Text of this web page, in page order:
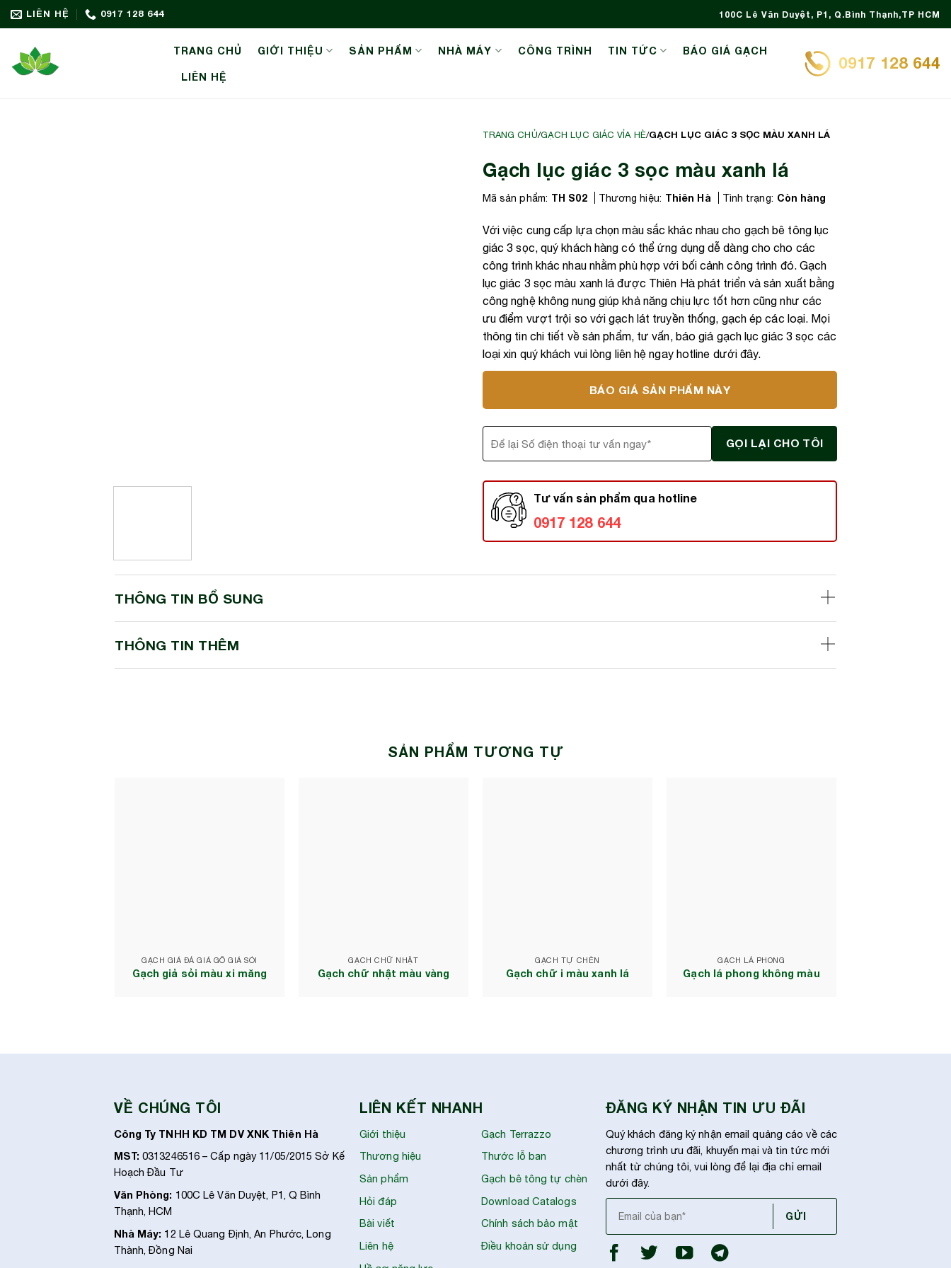
Bỏ
qua
dung
LIÊN HỆ 0917 128 644 100C Lê Văn Duyệt, P1, Q.Bình Thạnh,TP HCM
TRANG CHỦ GIỚI THIỆU SẢN PHẨM NHÀ MÁY CÔNG TRÌNH TIN TỨC BÁO GIÁ GẠCH
LIÊN HỆ
0917 128 644
TRANG CHỦ/GẠCH LỤC GIÁC VỈA HÈ/GẠCH LỤC GIÁC 3 SỌC MÀU XANH LÁ
Gạch lục giác 3 sọc màu xanh lá
Mã sản phẩm: TH S02 Thương hiệu: Thiên Hà Tình trạng: Còn hàng
Với việc cung cấp lựa chọn màu sắc khác nhau cho gạch bê tông lục
giác 3 sọc, quý khách hàng có thể ứng dụng dễ dàng cho cho các
công trình khác nhau nhằm phù hợp với bối cảnh công trình đó. Gạch
lục giác 3 sọc màu xanh lá được Thiên Hà phát triển và sản xuất bằng
công nghệ không nung giúp khả năng chịu lực tốt hơn cũng như các
ưu điểm vượt trội so với gạch lát truyền thống, gạch ép các loại. Mọi
thông tin chi tiết về sản phẩm, tư vấn, báo giá gạch lục giác 3 sọc các
loại xin quý khách vui lòng liên hệ ngay hotline dưới đây.
BÁO GIÁ SẢN PHẨM NÀY
Tư vấn sản phẩm qua hotline
0917 128 644
THÔNG TIN BỔ SUNG
THÔNG TIN THÊM
SẢN PHẨM TƯƠNG TỰ
GẠCH GIẢ ĐÁ GIẢ GỖ GIẢ SỎI
Gạch giả sỏi màu xi măng
GẠCH CHỮ NHẬT
Gạch chữ nhật màu vàng
GẠCH TỰ CHÈN
Gạch chữ i màu xanh lá
GẠCH LÁ PHONG
Gạch lá phong không màu
VỀ CHÚNG TÔI
Công Ty TNHH KD TM DV XNK Thiên Hà
MST: 0313246516 – Cấp ngày 11/05/2015 Sở Kế
Hoạch Đầu Tư
Văn Phòng: 100C Lê Văn Duyệt, P1, Q Bình
Thạnh, HCM
Nhà Máy: 12 Lê Quang Định, An Phước, Long
Thành, Đồng Nai
LIÊN KẾT NHANH
Giới thiệu
Thương hiệu
Sản phẩm
Hỏi đáp
Bài viết
Liên hệ
Gạch Terrazzo
Thước lỗ ban
Gạch bê tông tự chèn
Download Catalogs
Chính sách bảo mật
Điều khoản sử dụng
ĐĂNG KÝ NHẬN TIN ƯU ĐÃI
Quý khách đăng ký nhận email quảng cáo về các
chương trình ưu đãi, khuyến mại và tin tức mới
nhất từ chúng tôi, vui lòng để lại địa chỉ email
dưới đây.